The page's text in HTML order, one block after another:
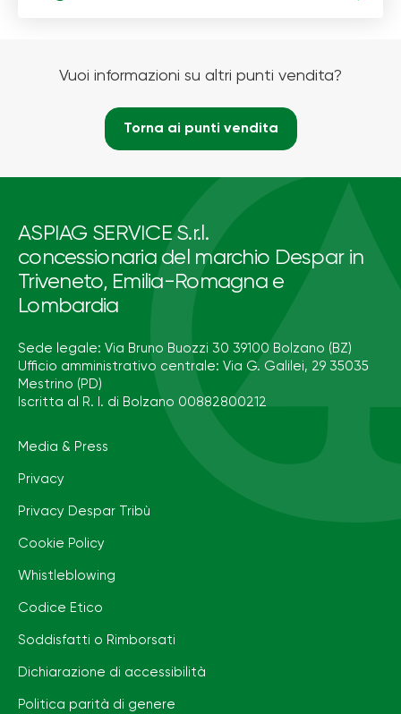
Vuoi informazioni su altri punti vendita?
Torna ai punti vendita
ASPIAG SERVICE S.r.l.
concessionaria del marchio Despar in
Triveneto, Emilia-Romagna e
Lombardia
Sede legale: Via Bruno Buozzi 30 39100 Bolzano (BZ)
Ufficio amministrativo centrale: Via G. Galilei, 29 35035
Mestrino (PD)
Iscritta al R. I. di Bolzano 00882800212
Media & Press
Privacy
Privacy Despar Tribù
Cookie Policy
Whistleblowing
Codice Etico
Soddisfatti o Rimborsati
Dichiarazione di accessibilità
Politica parità di genere